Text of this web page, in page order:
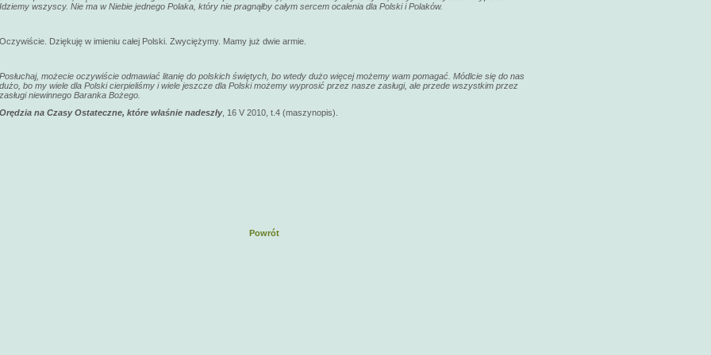
Idziemy wszyscy. Nie ma w Niebie jednego Polaka, który nie pragnąłby całym sercem ocalenia dla Polski i Polaków.
Oczywiście. Dziękuję w imieniu całej Polski. Zwyciężymy. Mamy już dwie armie.
Posłuchaj, możecie oczywiście odmawiać litanię do polskich świętych, bo wtedy dużo więcej możemy wam pomagać. Módlcie się do nas
dużo, bo my wiele dla Polski cierpieliśmy i wiele jeszcze dla Polski możemy wyprosić przez nasze zasługi, ale przede wszystkim przez
zasługi niewinnego Baranka Bożego.
Orędzia na Czasy Ostateczne, które właśnie nadeszły, 16 V 2010, t.4 (maszynopis).
Powrót